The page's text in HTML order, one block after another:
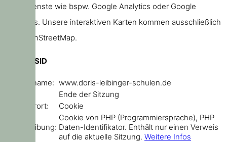
keine Dienste wie bspw. Google Analytics oder Google
Webfonts. Unsere interaktiven Karten kommen ausschließlich
von OpenStreetMap.
PHPSESSID
Domainname: www.doris-leibinger-schulen.de
Ende der Sitzung
Speicherort:
Cookie
Beschreibung:
Cookie von PHP (Programmiersprache), PHP
Daten-Identifikator. Enthält nur einen Verweis
auf die aktuelle Sitzung. Weitere Infos